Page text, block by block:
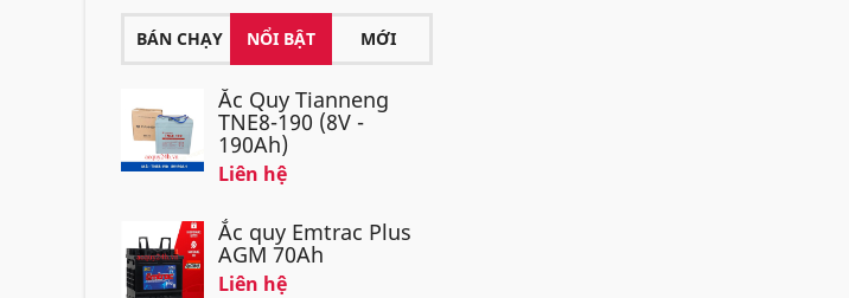
BÁN CHẠY NỔI BẬT MỚI
Ắc Quy Tianneng
TNE8-190 (8V -
190Ah)
Liên hệ
Ắc quy Emtrac Plus
AGM 70Ah
Liên hệ